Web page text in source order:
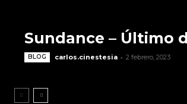
Sundance – Último
BLOG carlos.cinestesia - 2 febrero, 2023